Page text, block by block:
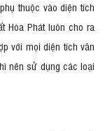
thuộc vào diện tích
Hòa Phát luôn cho ra
với mọi diện tích văn
nên sử dụng các loại